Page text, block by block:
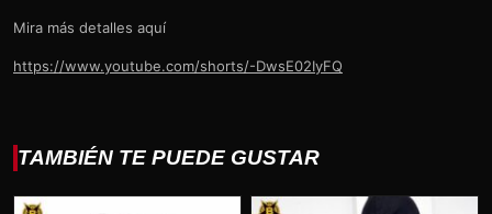
Mira más detalles aquí
https://www.youtube.com/shorts/-DwsE02IyFQ
TAMBIÉN TE PUEDE GUSTAR